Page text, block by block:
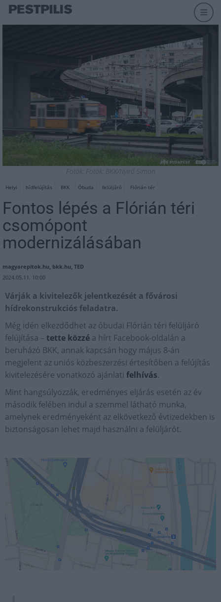
Fotók: Fotók: BKK/Nyirő Simon
Helyi hídfelújítás BKK Óbuda felüljáró Flórián tér
Fontos lépés a Flórián téri
csomópont
modernizálásában
magyarepitok.hu, bkk.hu, TED
2024.05.11. 10:00
Várják a kivitelezők jelentkezését a fővárosi
hídrekonstrukciós feladatra.
Még idén elkezdődhet az óbudai Flórián téri felüljáró
felújítása – tette közzé a hírt Facebook-oldalán a
beruházó BKK, annak kapcsán hogy május 8-án
megjelent az uniós közbeszerzési értesítőben a felújítás
kivitelezésére vonatkozó ajánlati felhívás.
Mint hangsúlyozzák, eredményes eljárás esetén az év
második felében indul a szemmel látható munka,
amelynek eredményeként az elkövetkező évtizedekben is
biztonságosan lehet majd használni a felüljárót.